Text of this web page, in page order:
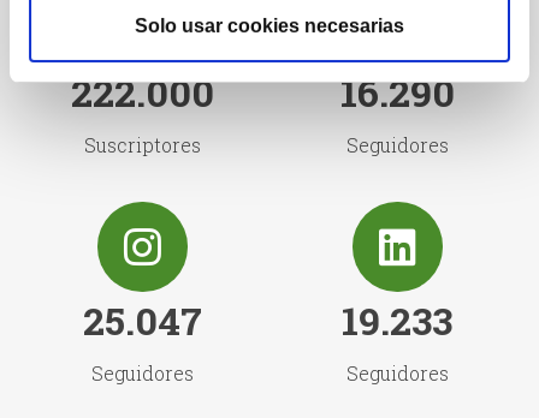
Solo usar cookies necesarias
222.000
Suscriptores
16.290
Seguidores
25.047
Seguidores
19.233
Seguidores